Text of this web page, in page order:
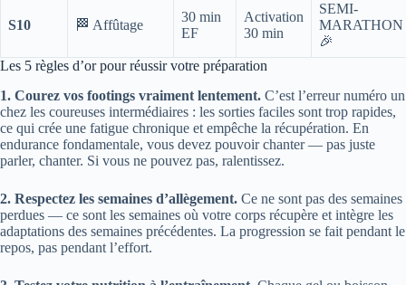
S10 🏁 Affûtage
30 min
EF
Activation
30 min
SEMI-
MARATHON
🎉
Les 5 règles d’or pour réussir votre préparation
1. Courez vos footings vraiment lentement. C’est l’erreur numéro un
chez les coureuses intermédiaires : les sorties faciles sont trop rapides,
ce qui crée une fatigue chronique et empêche la récupération. En
endurance fondamentale, vous devez pouvoir chanter — pas juste
parler, chanter. Si vous ne pouvez pas, ralentissez.
2. Respectez les semaines d’allègement. Ce ne sont pas des semaines
perdues — ce sont les semaines où votre corps récupère et intègre les
adaptations des semaines précédentes. La progression se fait pendant le
repos, pas pendant l’effort.